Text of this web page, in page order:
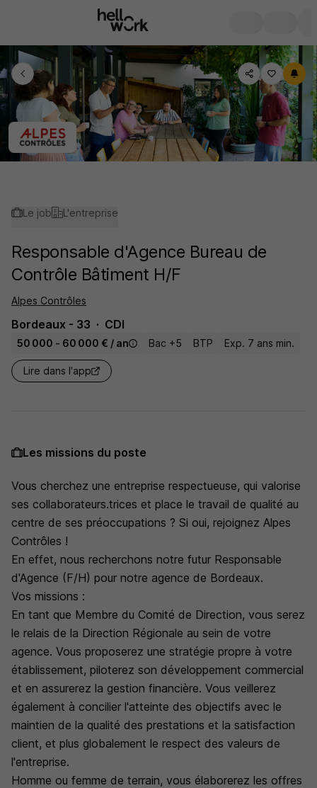
Le job L'entreprise
Responsable d'Agence Bureau de
Contrôle Bâtiment H/F
Alpes Contrôles
Bordeaux - 33 CDI
50 000 - 60 000 € / an Bac +5 BTP Exp. 7 ans min.
Lire dans l'app
Les missions du poste
Vous cherchez une entreprise respectueuse, qui valorise
ses collaborateurs.trices et place le travail de qualité au
centre de ses préoccupations ? Si oui, rejoignez Alpes
Contrôles !
En effet, nous recherchons notre futur Responsable
d'Agence (F/H) pour notre agence de Bordeaux.
Vos missions :
En tant que Membre du Comité de Direction, vous serez
le relais de la Direction Régionale au sein de votre
agence. Vous proposerez une stratégie propre à votre
établissement, piloterez son développement commercial
et en assurerez la gestion financière. Vous veillerez
également à concilier l'atteinte des objectifs avec le
maintien de la qualité des prestations et la satisfaction
client, et plus globalement le respect des valeurs de
l'entreprise.
Homme ou femme de terrain, vous élaborerez les offres